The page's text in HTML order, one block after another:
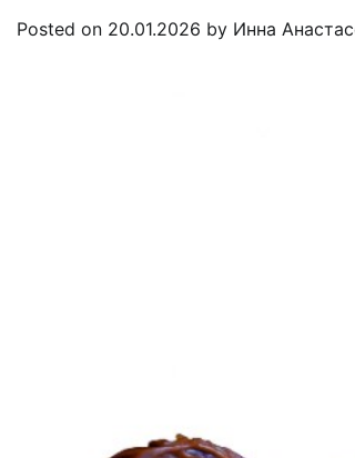
Posted on 20.01.2026 by Инна